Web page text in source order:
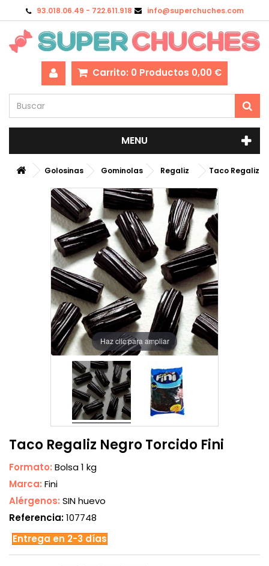
93.018.06.49 - 722.611.918 info@superchuches.com
Carrito: 0 Productos 0,00 €
MENU
Golosinas Gominolas Regaliz Taco Regaliz
Haz clic para ampliar
Taco Regaliz Negro Torcido Fini
Formato: Bolsa 1 kg
Marca: Fini
Alérgenos: SIN huevo
Referencia:107748
Entrega en 2-3 días